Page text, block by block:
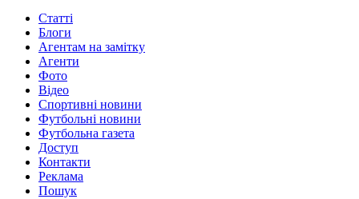
Статті
Блоги
Агентам на замітку
Агенти
Фото
Відео
Спортивні новини
Футбольні новини
Футбольна газета
Доступ
Контакти
Реклама
Пошук